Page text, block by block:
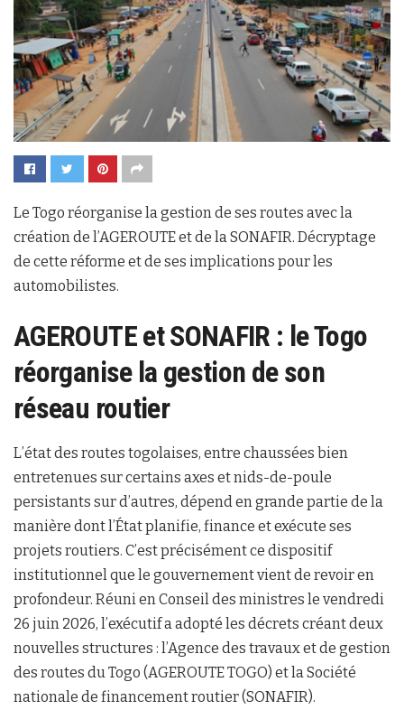
Le Togo réorganise la gestion de ses routes avec la
création de l’AGEROUTE et de la SONAFIR. Décryptage
de cette réforme et de ses implications pour les
automobilistes.
AGEROUTE et SONAFIR : le Togo
réorganise la gestion de son
réseau routier
L’état des routes togolaises, entre chaussées bien
entretenues sur certains axes et nids-de-poule
persistants sur d’autres, dépend en grande partie de la
manière dont l’État planifie, finance et exécute ses
projets routiers. C’est précisément ce dispositif
institutionnel que le gouvernement vient de revoir en
profondeur. Réuni en Conseil des ministres le vendredi
26 juin 2026, l’exécutif a adopté les décrets créant deux
nouvelles structures : l’Agence des travaux et de gestion
des routes du Togo (AGEROUTE TOGO) et la Société
nationale de financement routier (SONAFIR).